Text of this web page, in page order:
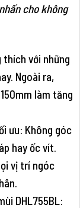
cho không
thích với những
Ngoài ra,
làm tăng
ưu: Không góc
hay ốc vít.
vị trí ngóc
DHL755BL: